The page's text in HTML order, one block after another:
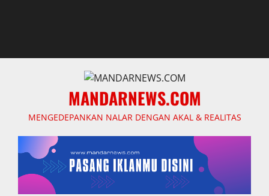
MANDARNEWS.COM
MENGEDEPANKAN NALAR DENGAN AKAL & REALITAS